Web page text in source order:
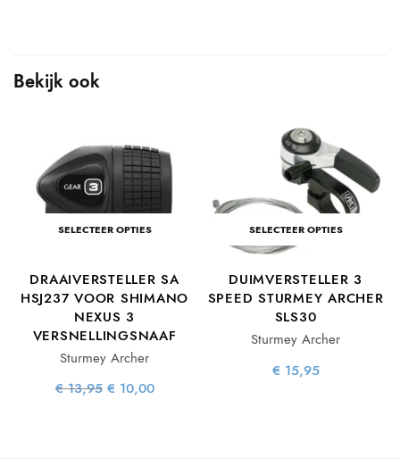
Bekijk ook
SELECTEER OPTIES
DRAAIVERSTELLER SA
HSJ237 VOOR SHIMANO
NEXUS 3
VERSNELLINGSNAAF
Sturmey Archer
€13,95 Oorspronkelijke
prijs was:
€ 10,00
SELECTEER OPTIES
DUIMVERSTELLER 3
SPEED STURMEY ARCHER
SLS30
Sturmey Archer
€ 15,95